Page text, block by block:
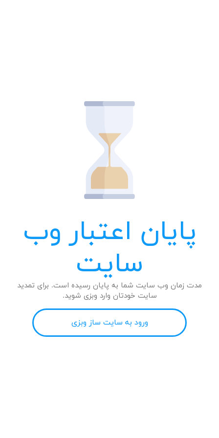
پایان اعتبار وب
سایت
مدت زمان وب سایت شما به پایان رسیده است. برای تمدید
سایت خودتان وارد وبزی شوید.
ورود به سایت ساز وبزی